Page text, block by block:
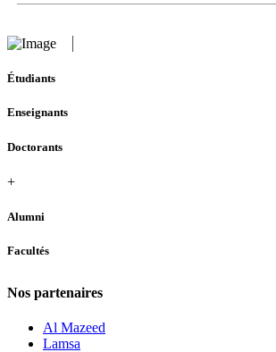
Étudiants
Enseignants
Doctorants
+
Alumni
Facultés
Nos partenaires
Al Mazeed
Lamsa